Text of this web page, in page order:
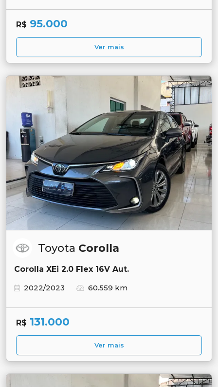
R$ 95.000
Ver mais
Toyota Corolla
Corolla XEi 2.0 Flex 16V Aut.
2022/2023
60.559 km
R$ 131.000
Ver mais